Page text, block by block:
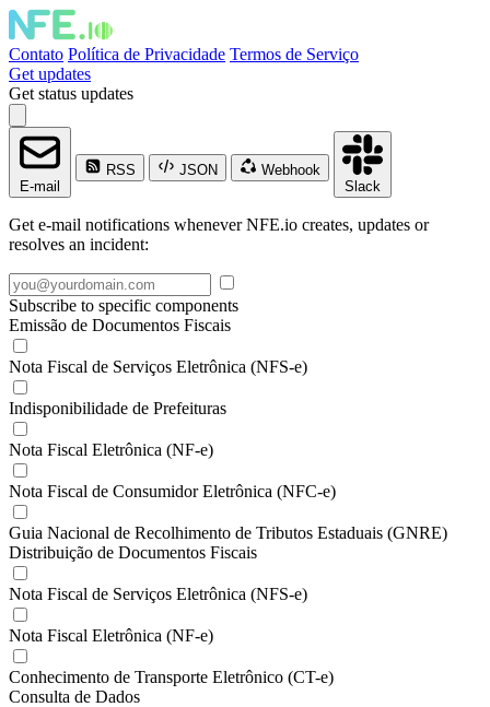
Contato Política de Privacidade Termos de Serviço
Get updates
Get status updates
E-mail
RSS JSON
Webhook
Slack
Get e-mail notifications whenever NFE.io creates, updates or
resolves an incident:
Subscribe to specific components
Emissão de Documentos Fiscais
Nota Fiscal de Serviços Eletrônica (NFS-e)
Indisponibilidade de Prefeituras
Nota Fiscal Eletrônica (NF-e)
Nota Fiscal de Consumidor Eletrônica (NFC-e)
Guia Nacional de Recolhimento de Tributos Estaduais (GNRE)
Distribuição de Documentos Fiscais
Nota Fiscal de Serviços Eletrônica (NFS-e)
Nota Fiscal Eletrônica (NF-e)
Conhecimento de Transporte Eletrônico (CT-e)
Consulta de Dados